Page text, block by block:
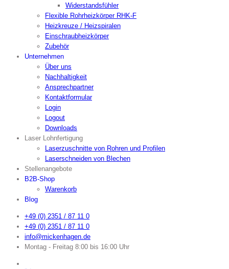
Widerstandsfühler
Flexible Rohrheizkörper RHK-F
Heizkreuze / Heizspiralen
Einschraubheizkörper
Zubehör
Unternehmen
Über uns
Nachhaltigkeit
Ansprechpartner
Kontaktformular
Login
Logout
Downloads
Laser Lohnfertigung
Laserzuschnitte von Rohren und Profilen
Laserschneiden von Blechen
Stellenangebote
B2B-Shop
Warenkorb
Blog
+49 (0) 2351 / 87 11 0
+49 (0) 2351 / 87 11 0
info@mickenhagen.de
Montag - Freitag 8:00 bis 16:00 Uhr